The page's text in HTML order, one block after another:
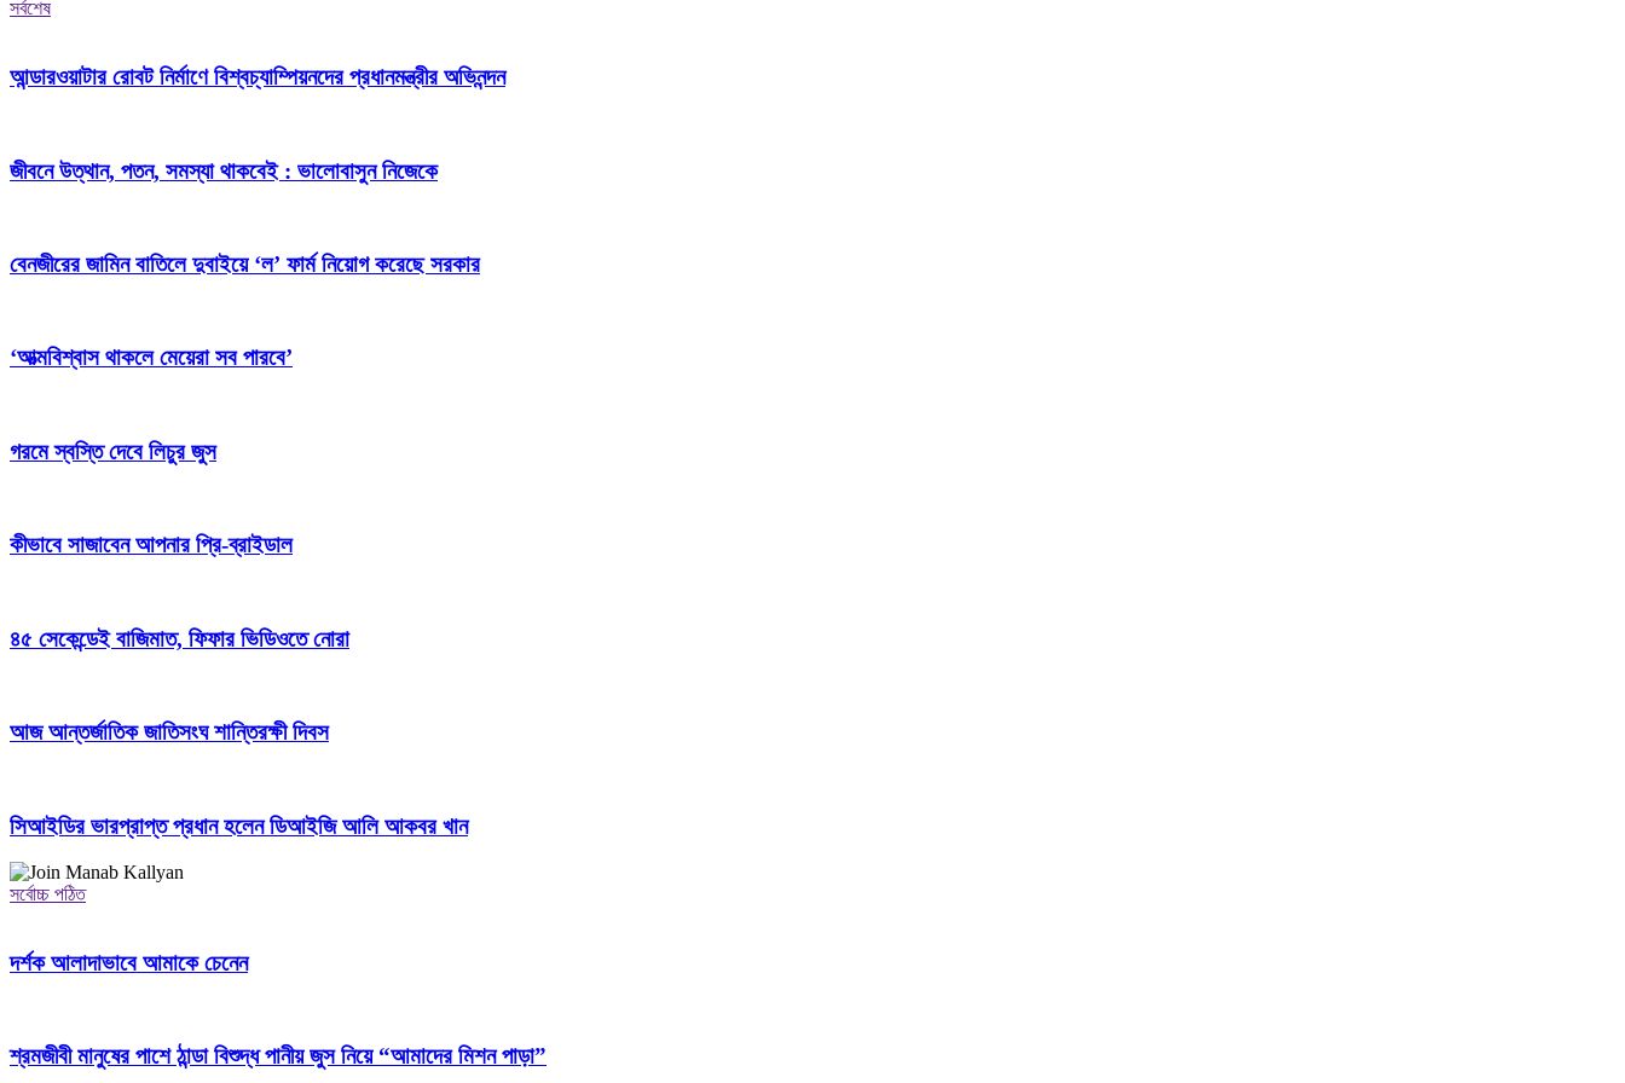
সর্বশেষ
আন্ডারওয়াটার রোবট নির্মাণে বিশ্বচ্যাম্পিয়নদের প্রধানমন্ত্রীর অভিনন্দন
জীবনে উত্থান, পতন, সমস্যা থাকবেই : ভালোবাসুন নিজেকে
বেনজীরের জামিন বাতিলে দুবাইয়ে ‌‘ল’ ফার্ম নিয়োগ করেছে সরকার
‘আত্মবিশ্বাস থাকলে মেয়েরা সব পারবে’
গরমে স্বস্তি দেবে লিচুর জুস
কীভাবে সাজাবেন আপনার প্রি-ব্রাইডাল
৪৫ সেকেন্ডেই বাজিমাত, ফিফার ভিডিওতে নোরা
আজ আন্তর্জাতিক জাতিসংঘ শান্তিরক্ষী দিবস
সিআইডির ভারপ্রাপ্ত প্রধান হলেন ডিআইজি আলি আকবর খান
সর্বোচ্চ পঠিত
দর্শক আলাদাভাবে আমাকে চেনেন
শ্রমজীবী মানুষের পাশে ঠান্ডা বিশুদ্ধ পানীয় জুস নিয়ে “আমাদের মিশন পাড়া”